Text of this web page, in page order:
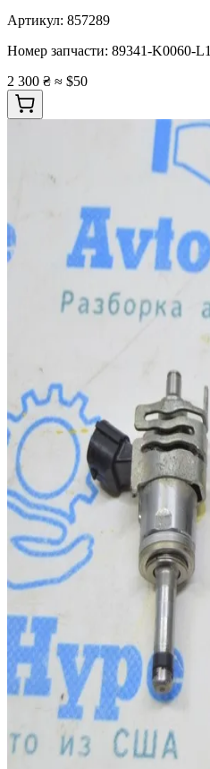
Артикул: 857289
Номер запчасти: 89341-K0060-L1
2 300 ₴ ≈ $50